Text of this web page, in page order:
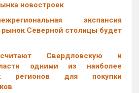
новостроек
экспансия
Северной столицы будет
Свердловскую и
одними из наиболее
регионов для покупки